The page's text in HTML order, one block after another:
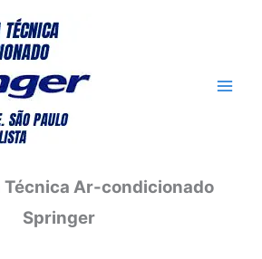
Ar-condicionado
Springer